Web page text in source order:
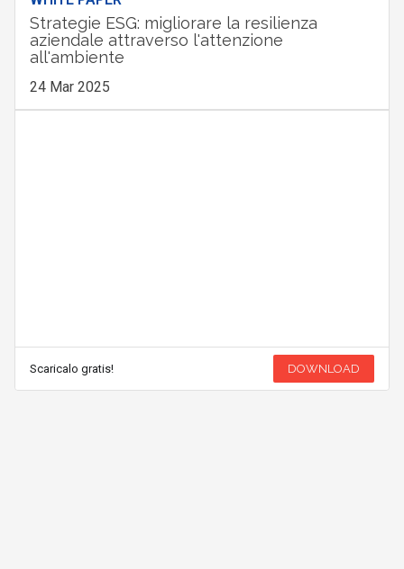
Strategie ESG: migliorare la resilienza
aziendale attraverso l'attenzione
all'ambiente
24 Mar 2025
Scaricalo gratis! DOWNLOAD